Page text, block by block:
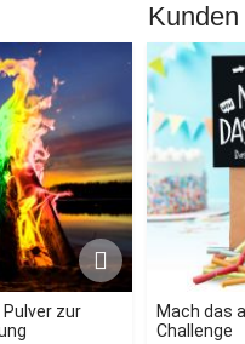
zur
Mach das
Challenge